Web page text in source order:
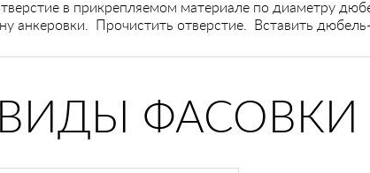
в прикрепляемом материале по диаметру
анкеровки. Прочистить отверстие. Вставить
ФАСОВКИ